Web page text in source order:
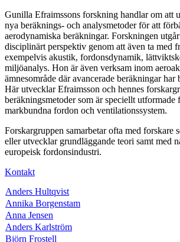
Gunilla Efraimssons forskning handlar om att
nya beräknings- och analysmetoder för att
aerodynamiska beräkningar. Forskningen
disciplinärt perspektiv genom att även ta med
exempelvis akustik, fordonsdynamik,
miljöanalys. Hon är även verksam inom
ämnesområde där avancerade beräkningar
Här utvecklar Efraimsson och hennes
beräkningsmetoder som är speciellt utformade
markbundna fordon och ventilationssystem.
Forskargruppen samarbetar ofta med forskare
eller utvecklar grundläggande teori samt med
europeisk fordonsindustri.
Kontakt
Anders Hultqvist
Annika Borgenstam
Anna Jensen
Anders Karlström
Björn Frostell